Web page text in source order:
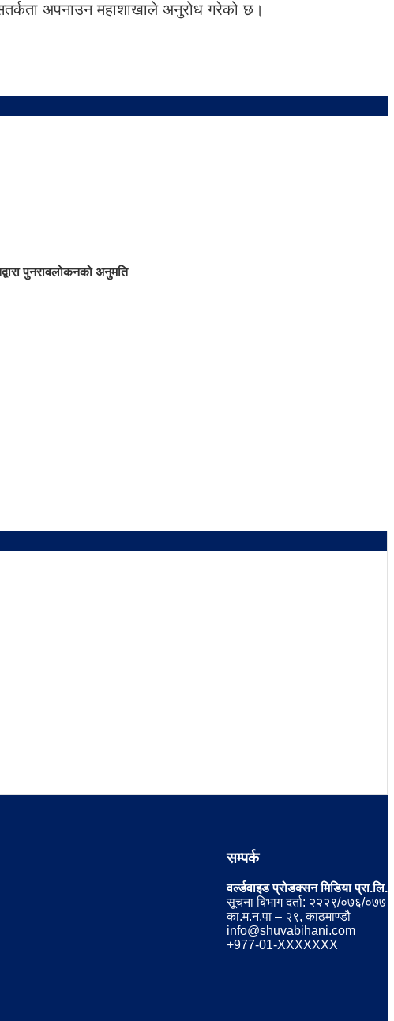
अपनाउन महाशाखाले अनुरोध गरेको छ।
पुनरावलोकनको अनुमति
सम्पर्क
वर्ल्डवाइड प्रोडक्सन मिडिया प्रा.लि.
सूचना बिभाग दर्ता: २२२९/०७६/०७७
का.म.न.पा – २९, काठमाण्डौ
info@shuvabihani.com
+977-01-XXXXXXX